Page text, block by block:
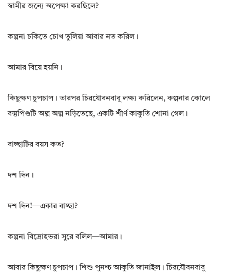
স্বামীর জন্যে অপেক্ষা করছিলে?
কল্পনা চকিতে চোখ তুলিয়া আবার নত করিল।
আমার বিয়ে হয়নি।
কিছুক্ষণ চুপচাপ। তারপর চিরযৌবনবাবু লক্ষ্য করিলেন, কল্পনার কোলে
বস্তুপিণ্ডটি অল্প অল্প নড়িতেছে, একটি শীর্ণ কাকুতি শোনা গেল।
বাচ্ছাটির বয়স কত?
দশ দিন।
দশ দিন!—একার বাচ্ছা?
কল্পনা বিদ্রোহভরা সুরে বলিল—আমার।
আবার কিছুক্ষণ চুপচাপ। শিশু পুনশ্চ আকুতি জানাইল। চিরযৌবনবাবু